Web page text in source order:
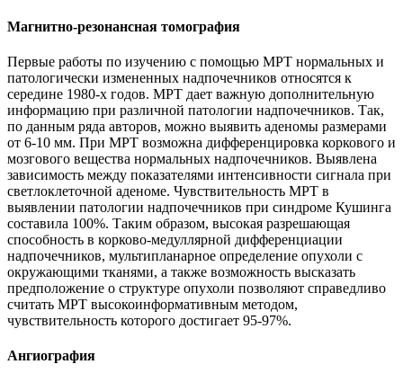
Магнитно-резонансная томография
Первые работы по изучению с помощью МРТ нормальных и
патологически измененных надпочечников относятся к
середине 1980-х годов. МРТ дает важную дополнительную
информацию при различной патологии надпочечников. Так,
по данным ряда авторов, можно выявить аденомы размерами
от 6-10 мм. При МРТ возможна дифференцировка коркового и
мозгового вещества нормальных надпочечников. Выявлена
зависимость между показателями интенсивности сигнала при
светлоклеточной аденоме. Чувствительность МРТ в
выявлении патологии надпочечников при синдроме Кушинга
составила 100%. Таким образом, высокая разрешающая
способность в корково-медуллярной дифференциации
надпочечников, мультипланарное определение опухоли с
окружающими тканями, а также возможность высказать
предположение о структуре опухоли позволяют справедливо
считать МРТ высокоинформативным методом,
чувствительность которого достигает 95-97%.
Ангиография